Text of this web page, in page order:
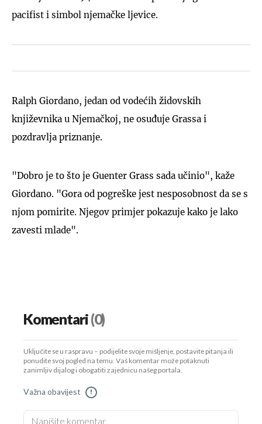
pacifist i simbol njemačke ljevice.
Ralph Giordano, jedan od vodećih židovskih
književnika u Njemačkoj, ne osuđuje Grassa i
pozdravlja priznanje.
"Dobro je to što je Guenter Grass sada učinio", kaže
Giordano. "Gora od pogreške jest nesposobnost da se s
njom pomirite. Njegov primjer pokazuje kako je lako
zavesti mlade".
Komentari(0)
Uključite se u raspravu – podijelite svoje mišljenje, postavite pitanja ili
ponudite svoj pogled na temu. Vaš komentar može potaknuti
zanimljiv dijalog i obogatiti zajednicu našeg portala.
Važna obavijest !